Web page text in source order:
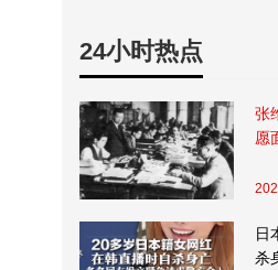
24小时热点
张
愿
日
杀